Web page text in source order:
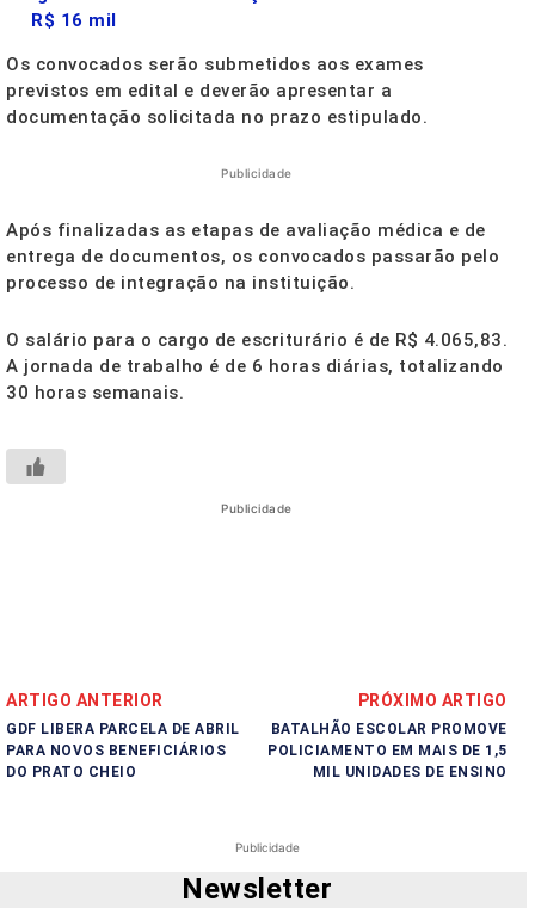
R$ 16 mil
Os convocados serão submetidos aos exames
previstos em edital e deverão apresentar a
documentação solicitada no prazo estipulado.
Publicidade
Após finalizadas as etapas de avaliação médica e de
entrega de documentos, os convocados passarão pelo
processo de integração na instituição.
O salário para o cargo de escriturário é de R$ 4.065,83.
A jornada de trabalho é de 6 horas diárias, totalizando
30 horas semanais.
Publicidade
ARTIGO ANTERIOR
GDF LIBERA PARCELA DE ABRIL
PARA NOVOS BENEFICIÁRIOS
DO PRATO CHEIO
PRÓXIMO ARTIGO
BATALHÃO ESCOLAR PROMOVE
POLICIAMENTO EM MAIS DE 1,5
MIL UNIDADES DE ENSINO
Publicidade
Newsletter